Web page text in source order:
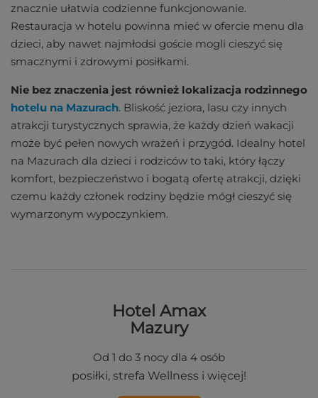
znacznie ułatwia codzienne funkcjonowanie.
Restauracja w hotelu powinna mieć w ofercie menu dla
dzieci, aby nawet najmłodsi goście mogli cieszyć się
smacznymi i zdrowymi posiłkami.
Nie bez znaczenia jest również lokalizacja rodzinnego
hotelu na Mazurach. Bliskość jeziora, lasu czy innych
atrakcji turystycznych sprawia, że każdy dzień wakacji
może być pełen nowych wrażeń i przygód. Idealny hotel
na Mazurach dla dzieci i rodziców to taki, który łączy
komfort, bezpieczeństwo i bogatą ofertę atrakcji, dzięki
czemu każdy członek rodziny będzie mógł cieszyć się
wymarzonym wypoczynkiem.
Hotel Amax
Mazury
Od 1 do 3 nocy dla 4 osób
posiłki, strefa Wellness i więcej!